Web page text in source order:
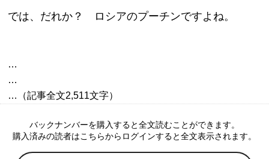
では、だれか？　ロシアのプーチンですよね。
…
…
バックナンバーを購入すると全文読むことができます。
購入済みの読者はこちらからログインすると全文表示されます。